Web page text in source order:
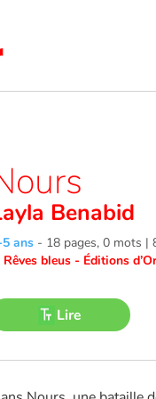
Benabid
ans - 18 pages, 0 mots |
Rêves bleus - Éditions
Lire